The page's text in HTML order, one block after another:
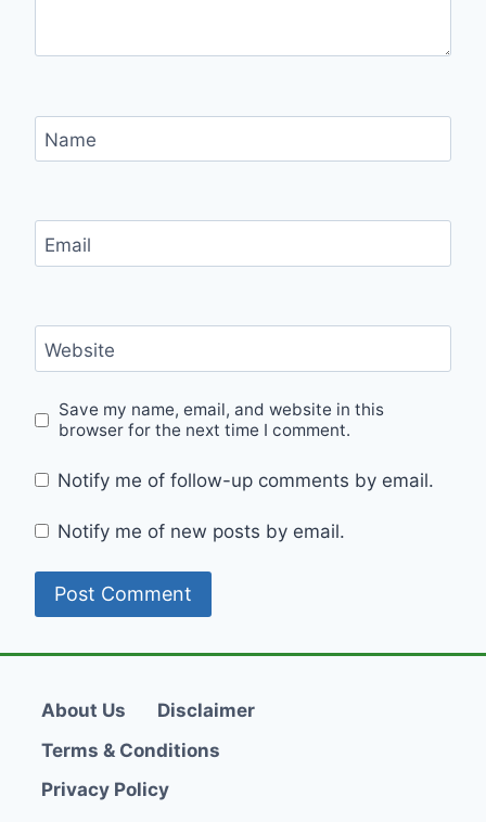
Name
Email
Website
Save my name, email, and website in this
browser for the next time I comment.
Notify me of follow-up comments by email.
Notify me of new posts by email.
About Us
Disclaimer
Terms & Conditions
Privacy Policy